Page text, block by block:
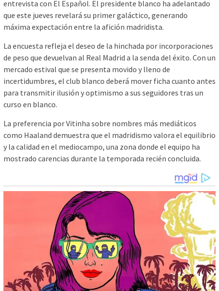
entrevista con El Español. El presidente blanco ha adelantado
que este jueves revelará su primer galáctico, generando
máxima expectación entre la afición madridista.
La encuesta refleja el deseo de la hinchada por incorporaciones
de peso que devuelvan al Real Madrid a la senda del éxito. Con un
mercado estival que se presenta movido y lleno de
incertidumbres, el club blanco deberá mover ficha cuanto antes
para transmitir ilusión y optimismo a sus seguidores tras un
curso en blanco.
La preferencia por Vitinha sobre nombres más mediáticos
como Haaland demuestra que el madridismo valora el equilibrio
y la calidad en el mediocampo, una zona donde el equipo ha
mostrado carencias durante la temporada recién concluida.